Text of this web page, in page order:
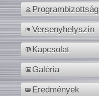
Programbizottság
Versenyhelyszín
Kapcsolat
Galéria
Eredmények